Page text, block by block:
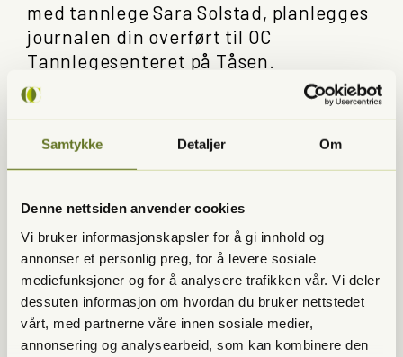
Samtykke Detaljer Om
Denne nettsiden anvender cookies
Vi bruker informasjonskapsler for å gi innhold og
annonser et personlig preg, for å levere sosiale
mediefunksjoner og for å analysere trafikken vår. Vi deler
dessuten informasjon om hvordan du bruker nettstedet
vårt, med partnerne våre innen sosiale medier,
annonsering og analysearbeid, som kan kombinere den
med tannlege Sara Solstad, planlegges
journalen din overført til OC
Tannlegesenteret på Tåsen.
Journaloverføringen gjennomføres
først etter at fristen for å motsette seg
dette er utløpt.
Ja. Dersom du ikke ønsker at
oppfølgingen og journalen din skal
videreføres ved OC Tannlegesenteret
på Tåsen, kan du gi beskjed innen 1.
august 2026.
Hvordan reserverer jeg meg?